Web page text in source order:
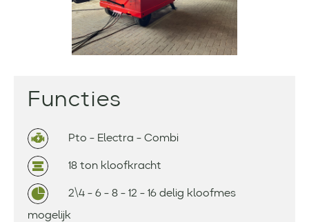
Functies
Pto - Electra - Combi
18 ton kloofkracht
2\4 - 6 - 8 - 12 - 16 delig kloofmes
mogelijk